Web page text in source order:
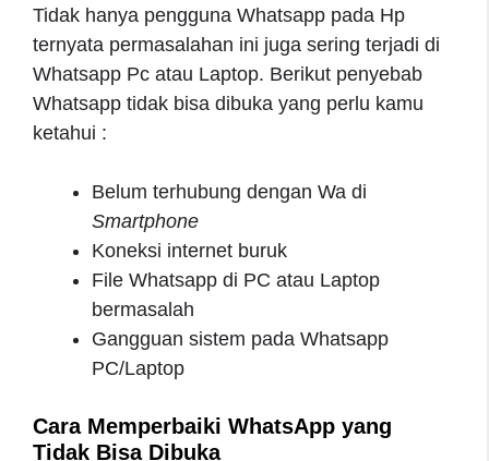
Tidak hanya pengguna Whatsapp pada Hp
ternyata permasalahan ini juga sering terjadi di
Whatsapp Pc atau Laptop. Berikut penyebab
Whatsapp tidak bisa dibuka yang perlu kamu
ketahui :
Belum terhubung dengan Wa di
Smartphone
Koneksi internet buruk
File Whatsapp di PC atau Laptop
bermasalah
Gangguan sistem pada Whatsapp
PC/Laptop
Cara Memperbaiki WhatsApp yang
Tidak Bisa Dibuka